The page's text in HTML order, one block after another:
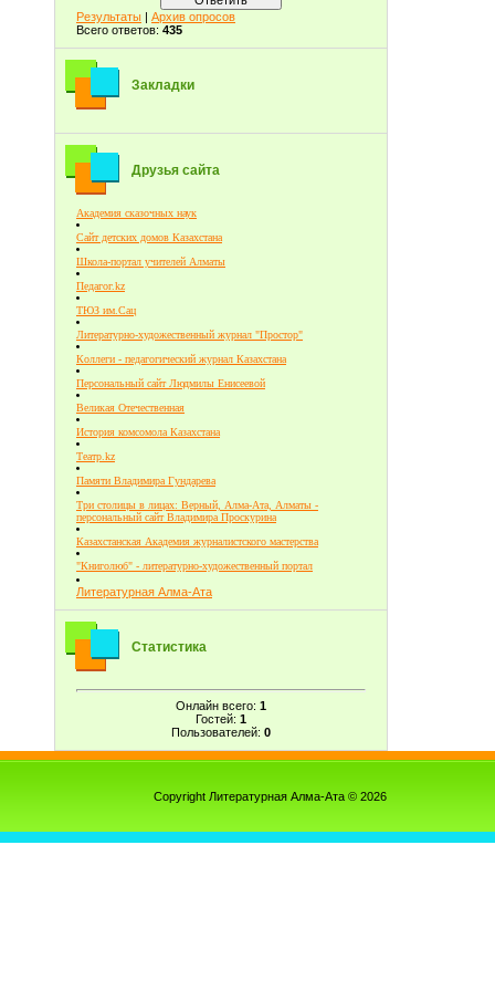
Результаты | Архив опросов
Всего ответов: 435
Закладки
Друзья сайта
Академия сказочных наук
Сайт детских домов Казахстана
Школа-портал учителей Алматы
Педагог.kz
ТЮЗ им.Сац
Литературно-художественный журнал "Простор"
Коллеги - педагогический журнал Казахстана
Персональный сайт Людмилы Енисеевой
Великая Отечественная
История комсомола Казахстана
Театр.kz
Памяти Владимира Гундарева
Три столицы в лицах: Верный, Алма-Ата, Алматы -
персональный сайт Владимира Проскурина
Казахстанская Академия журналистского мастерства
"Книголюб" - литературно-художественный портал
Литературная Алма-Ата
Статистика
Онлайн всего: 1
Гостей: 1
Пользователей: 0
Copyright Литературная Алма-Ата © 2026